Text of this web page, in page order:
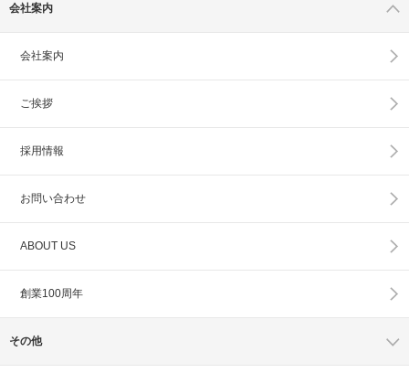
会社案内
会社案内
ご挨拶
採用情報
お問い合わせ
ABOUT US
創業100周年
その他